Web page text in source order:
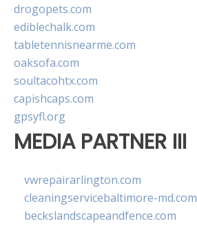
drogopets.com
ediblechalk.com
tabletennisnearme.com
oaksofa.com
soultacohtx.com
capishcaps.com
gpsyfl.org
MEDIA PARTNER III
vwrepairarlington.com
cleaningservicebaltimore-md.com
beckslandscapeandfence.com